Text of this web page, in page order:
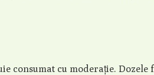
consumat cu moderație. Dozele